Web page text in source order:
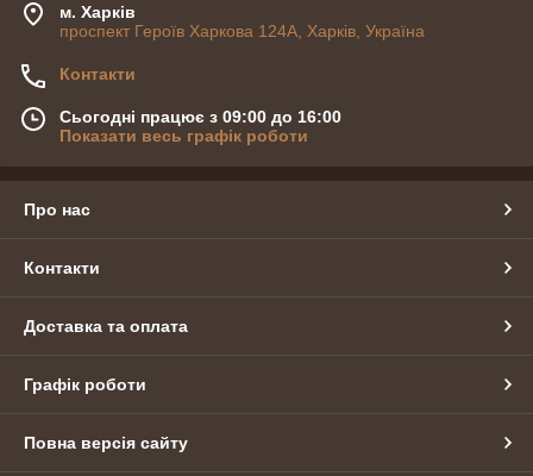
м. Харків
проспект Героїв Харкова 124А, Харків, Україна
Контакти
Сьогодні працює з 09:00 до 16:00
Показати весь графік роботи
Про нас
Контакти
Доставка та оплата
Графік роботи
Повна версія сайту